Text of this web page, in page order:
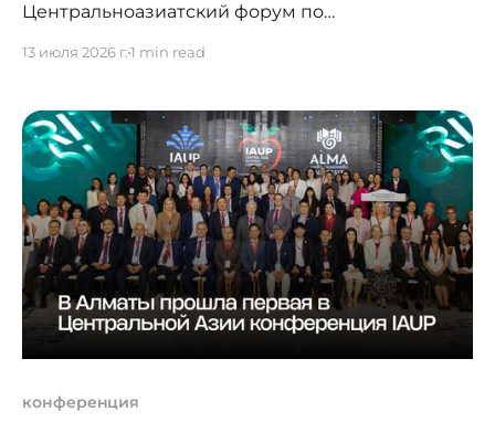
Центральноазиатский форум по
площадке The Ritz-Carlton Almaty и объединит
ключевых участников финансового сектора
региона. Ожидается участие 350–400
представителей отрасли из 5+ стран
Центральной Азии, включая Казахстан,
Кыргызстан, Узбекистан, Таджикистан
13 июля 2026 г.1 min read
конференция